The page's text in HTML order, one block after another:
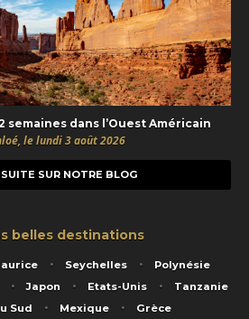
semaines dans l’Ouest Américain
le lundi 3 août 2026
SUR NOTRE BLOG
belles destinations
Seychelles
Polynésie
Japon Etats-Unis
Tanzanie
Sud
Mexique Grèce